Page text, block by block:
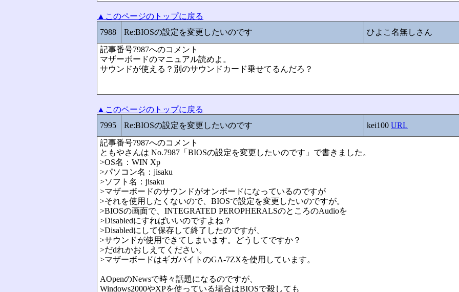
▲このページのトップに戻る
7988
Re:BIOSの設定を変更したいのです ひよこ名無しさん
記事番号7987へのコメント
マザーボードのマニュアル読めよ。
サウンドが使える？別のサウンドカード乗せてるんだろ？
▲このページのトップに戻る
7995
Re:BIOSの設定を変更したいのです kei100 URL
記事番号7987へのコメント
ともやさんは No.7987「BIOSの設定を変更したいのです」で書きました。
>OS名：WIN Xp
>パソコン名：jisaku
>ソフト名：jisaku
>マザーボードのサウンドがオンボードになっているのですが
>それを使用したくないので、BIOSで設定を変更したいのですが。
>BIOSの画面で、INTEGRATED PEROPHERALSのところのAudioを
>Disabledにすればいいのですよね？
>Disabledにして保存して終了したのですが、
>サウンドが使用できてしまいます。どうしてですか？
>だdれかおしえてください。
>マザーボードはギガバイトのGA-7ZXを使用しています。
AOpenのNewsで時々話題になるのですが、
Windows2000やXPを使っている場合はBIOSで殺しても